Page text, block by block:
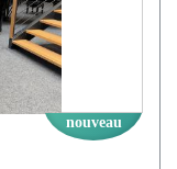
nouveau